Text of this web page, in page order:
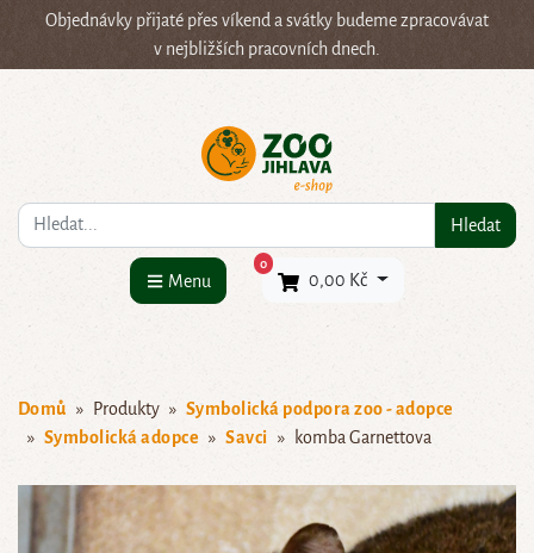
Objednávky přijaté přes víkend a svátky budeme zpracovávat
v nejbližších pracovních dnech.
Co hledáte? Hledat
Menu
0×
0,00 Kč
Domů Produkty
Symbolická podpora zoo - adopce
Symbolická adopce
Savci komba Garnettova